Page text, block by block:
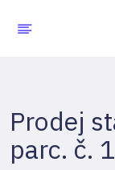
Prodej
parc. č.